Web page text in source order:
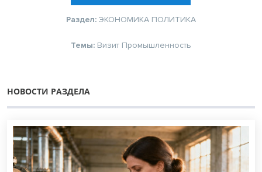
Раздел: ЭКОНОМИКА ПОЛИТИКА
Темы: Визит Промышленность
НОВОСТИ РАЗДЕЛА